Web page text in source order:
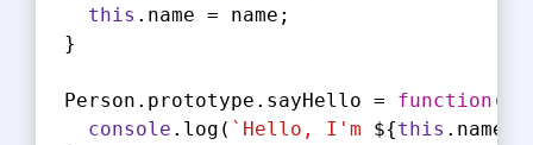
this .name = name;
}
Person.prototype.sayHello = function (
console .log( `Hello, I'm ${this .name}